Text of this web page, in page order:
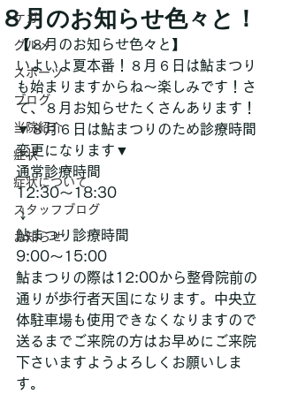
ケガ
グルメ
スポーツ
ブログ
当院紹介
症状
症状について
スタッフブログ
お知らせ
８月のお知らせ色々と！
【８月のお知らせ色々と】
いよいよ夏本番！８月６日は鮎まつり
も始まりますからね〜楽しみです！さ
て、８月お知らせたくさんあります！
▼８月６日は鮎まつりのため診療時間
変更になります▼
通常診療時間
12:30〜18:30
↓
鮎まつり診療時間
9:00〜15:00
鮎まつりの際は12:00から整骨院前の
通りが歩行者天国になります。中央立
体駐車場も使用できなくなりますので
送るまでご来院の方はお早めにご来院
下さいますようよろしくお願いしま
す。